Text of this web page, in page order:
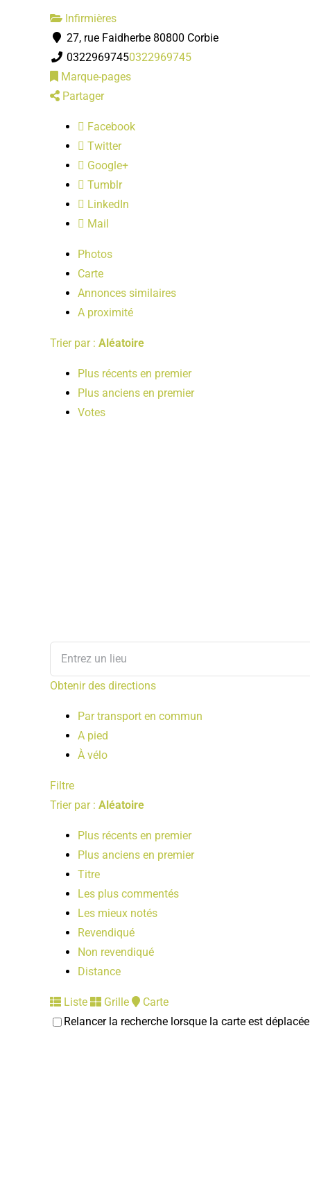
Infirmières
27, rue Faidherbe 80800 Corbie
03229697450322969745
Marque-pages
Partager
Facebook
Twitter
Google+
Tumblr
LinkedIn
Mail
Photos
Carte
Annonces similaires
A proximité
Trier par : Aléatoire
Plus récents en premier
Plus anciens en premier
Votes
Obtenir des directions
Par transport en commun
A pied
À vélo
Filtre
Trier par : Aléatoire
Plus récents en premier
Plus anciens en premier
Titre
Les plus commentés
Les mieux notés
Revendiqué
Non revendiqué
Distance
Liste Grille
Carte
Relancer la recherche lorsque la carte est déplacée